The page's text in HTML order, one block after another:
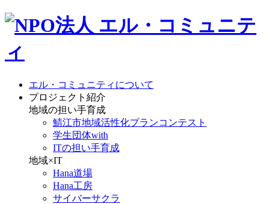
エル・コミュニティについて
プロジェクト紹介
地域の担い手育成
鯖江市地域活性化プランコンテスト
学生団体with
ITの担い手育成
地域×IT
Hana道場
Hana工房
サイバーサクラ